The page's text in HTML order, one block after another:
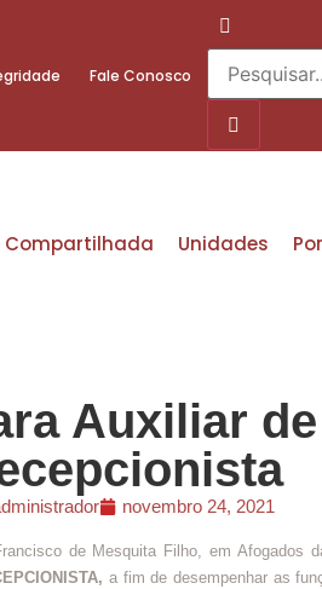
Fale Conosco
Compartilhada Unidades
Auxiliar
novembro 24, 2021
de Mesquita Filho, em Afogados
, a fim de desempenhar as